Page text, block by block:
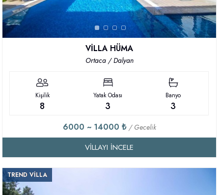
VİLLA HÜMA
Ortaca / Dalyan
Kişilik
8
Yatak Odası
3
Banyo
3
6000 ~ 14000 ₺ / Gecelik
VILLAYI İNCELE
TREND VİLLA